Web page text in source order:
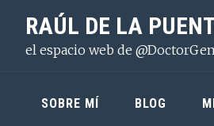
principal
contenido
lateral
RAÚL DE LA
el espacio web de
SOBRE MÍ BLOG